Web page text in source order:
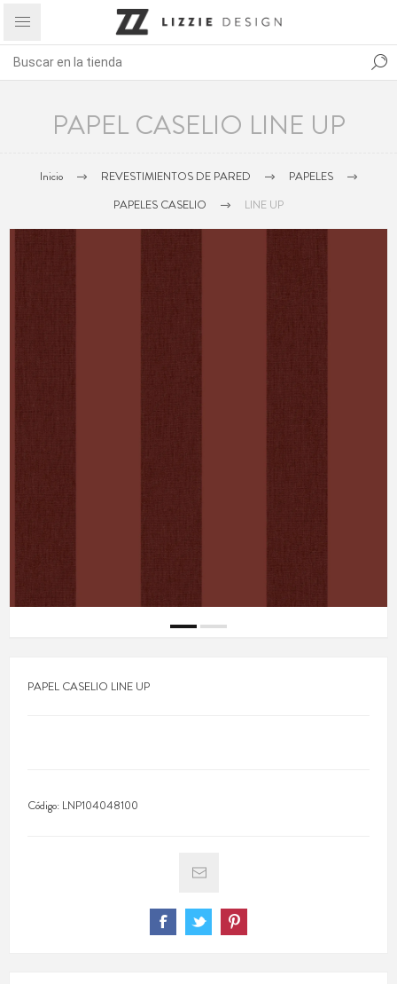
PAPEL CASELIO LINE UP
Inicio REVESTIMIENTOS DE PARED
PAPELES
PAPELES CASELIO
LINE UP
PAPEL CASELIO LINE UP
Código: LNP104048100